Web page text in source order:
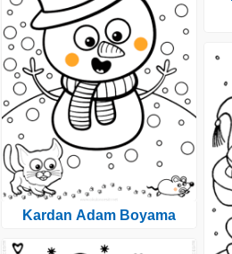
Kardan Adam Boyama